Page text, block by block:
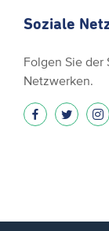
Soziale
Folgen Sie der
Netzwerken.